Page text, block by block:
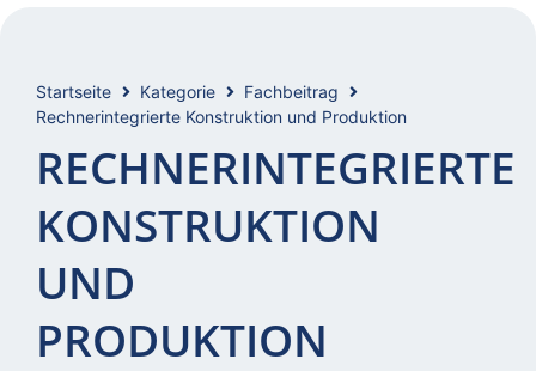
Startseite Kategorie
Fachbeitrag
Rechnerintegrierte Konstruktion und Produktion
RECHNERINTEGRIERTE
KONSTRUKTION
UND
PRODUKTION